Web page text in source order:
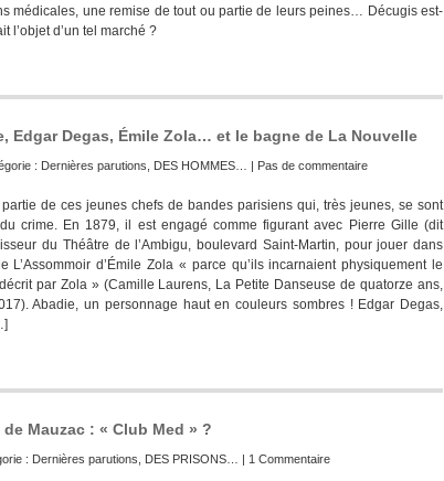
médicales, une remise de tout ou partie de leurs peines… Décugis est-
l’objet d’un tel marché ?
Edgar Degas, Émile Zola… et le bagne de La Nouvelle
: Dernières parutions DES HOMMES… | Pas de commentaire
partie de ces jeunes chefs de bandes parisiens qui, très jeunes, se sont
crime. En 1879, il est engagé comme figurant avec Pierre Gille (dit
du Théâtre de l’Ambigu, boulevard Saint-Martin, pour jouer dans
L’Assommoir d’Émile Zola « parce qu’ils incarnaient physiquement le
par Zola » (Camille Laurens, La Petite Danseuse de quatorze ans,
Abadie, un personnage haut en couleurs sombres ! Edgar Degas,
Mauzac : « Club Med » ?
: Dernières parutions DES PRISONS… | 1 Commentaire